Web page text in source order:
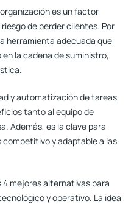
es un factor
de perder clientes. Por
herramienta adecuada que
la cadena de suministro,
.
y automatización de tareas,
tanto al equipo de
Además, es la clave para
competitivo y adaptable a las
4 mejores alternativas para
y operativo. La idea